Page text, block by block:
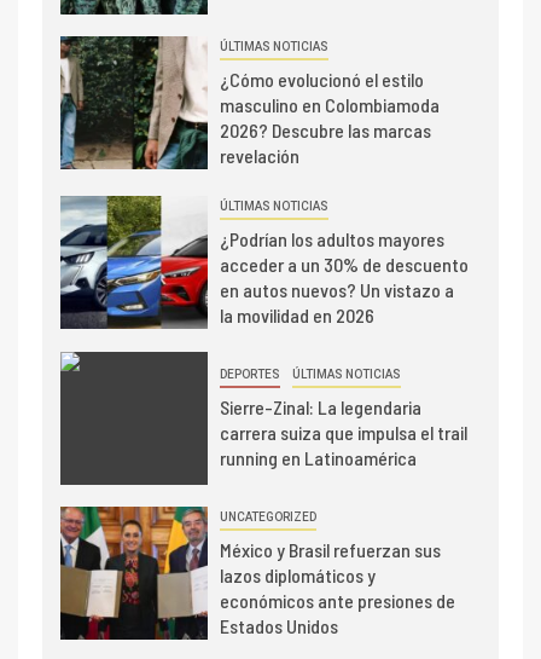
ÚLTIMAS NOTICIAS
¿Cómo evolucionó el estilo
masculino en Colombiamoda
2026? Descubre las marcas
revelación
ÚLTIMAS NOTICIAS
¿Podrían los adultos mayores
acceder a un 30% de descuento
en autos nuevos? Un vistazo a
la movilidad en 2026
DEPORTES ÚLTIMAS NOTICIAS
Sierre-Zinal: La legendaria
carrera suiza que impulsa el trail
running en Latinoamérica
UNCATEGORIZED
México y Brasil refuerzan sus
lazos diplomáticos y
económicos ante presiones de
Estados Unidos